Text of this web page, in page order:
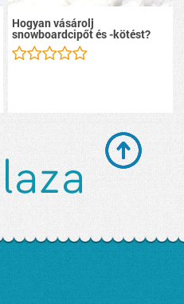
Hogyan vásárolj
snowboardcipőt és -kötést?